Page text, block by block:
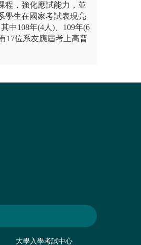
程，強化應試能力，並
學生在國家考試表現亮
中108年(4人)、109年(6
17位系友應屆考上高普
大學入學考試中心